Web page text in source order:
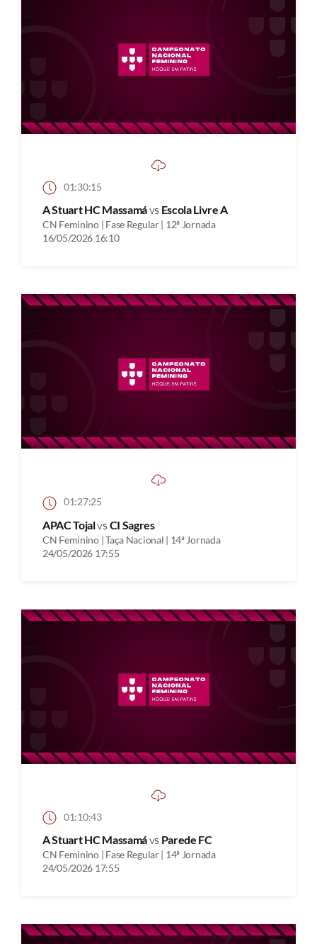
01:30:15
A Stuart HC Massamávs Escola Livre A
CN Feminino | Fase Regular | 12ª Jornada
16/05/2026 16:10
01:27:25
APAC Tojalvs CI Sagres
CN Feminino | Taça Nacional | 14ª Jornada
24/05/2026 17:55
01:10:43
A Stuart HC Massamávs Parede FC
CN Feminino | Fase Regular | 14ª Jornada
24/05/2026 17:55